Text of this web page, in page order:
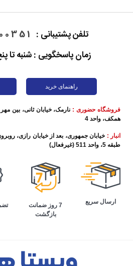
تلفن پشتیبانی : - 021
زمان پاسخگویی : شنبه تا پنج
راهنمای خرید
فروشگاه حضوری : نارمک، خیابان ثانی، بین
همکف، واحد 4
انبار : خیابان جمهوری، بعد از خیابان رازی،
طبقه 5، واحد 511 (غیرفعال)
ارسال سریع
7 روز ضمانت
بازگشت